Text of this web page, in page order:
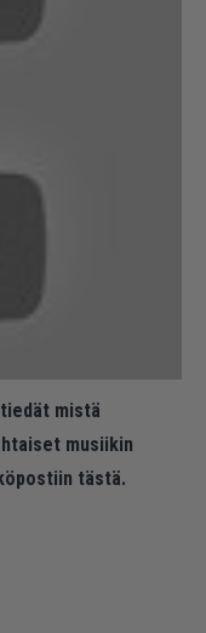
mistä
musiikin
tästä.